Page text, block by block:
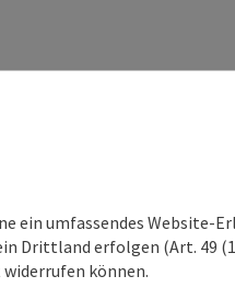
ein umfassendes Website-
Drittland erfolgen (Art. 49
können.